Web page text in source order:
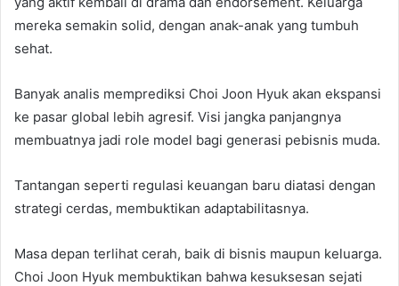
mereka semakin solid, dengan anak-anak yang tumbuh
sehat.
Banyak analis memprediksi Choi Joon Hyuk akan ekspansi
ke pasar global lebih agresif. Visi jangka panjangnya
membuatnya jadi role model bagi generasi pebisnis muda.
Tantangan seperti regulasi keuangan baru diatasi dengan
strategi cerdas, membuktikan adaptabilitasnya.
Masa depan terlihat cerah, baik di bisnis maupun keluarga.
Choi Joon Hyuk membuktikan bahwa kesuksesan sejati